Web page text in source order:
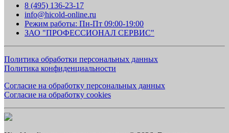
8 (495) 136-23-17
info@hicold-online.ru
Режим работы: Пн-Пт 09:00-19:00
ЗАО "ПРОФЕССИОНАЛ СЕРВИС"
Политика обработки персональных данных
Политика конфиденциальности
Согласие на обработку персональных данных
Согласие на обработку cookies